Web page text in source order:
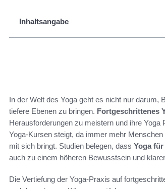
Inhaltsangabe
In der Welt des Yoga geht es nicht nur darum,
tiefere Ebenen zu bringen. Fortgeschrittenes
Herausforderungen zu meistern und ihre
Yoga-Kursen steigt, da immer mehr
mit sich bringt. Studien belegen, dass Yoga
auch zu einem höheren Bewusstsein und
Die Vertiefung der Yoga-Praxis auf